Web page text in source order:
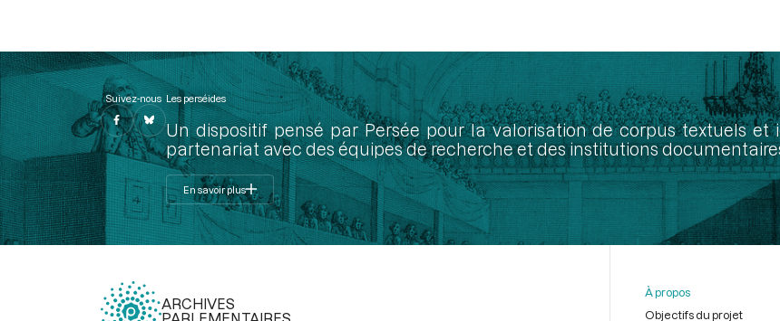
Suivez-nous Les perséides
Un dispositif pensé par Persée pour la valorisation de corpus textuels
partenariat avec des équipes de recherche et des institutions
En savoir plus
ARCHIVES
À propos
Objectifs du projet